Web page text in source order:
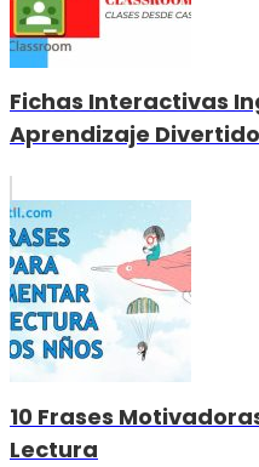
Fichas Interactivas
Aprendizaje
10 Frases
Lectura